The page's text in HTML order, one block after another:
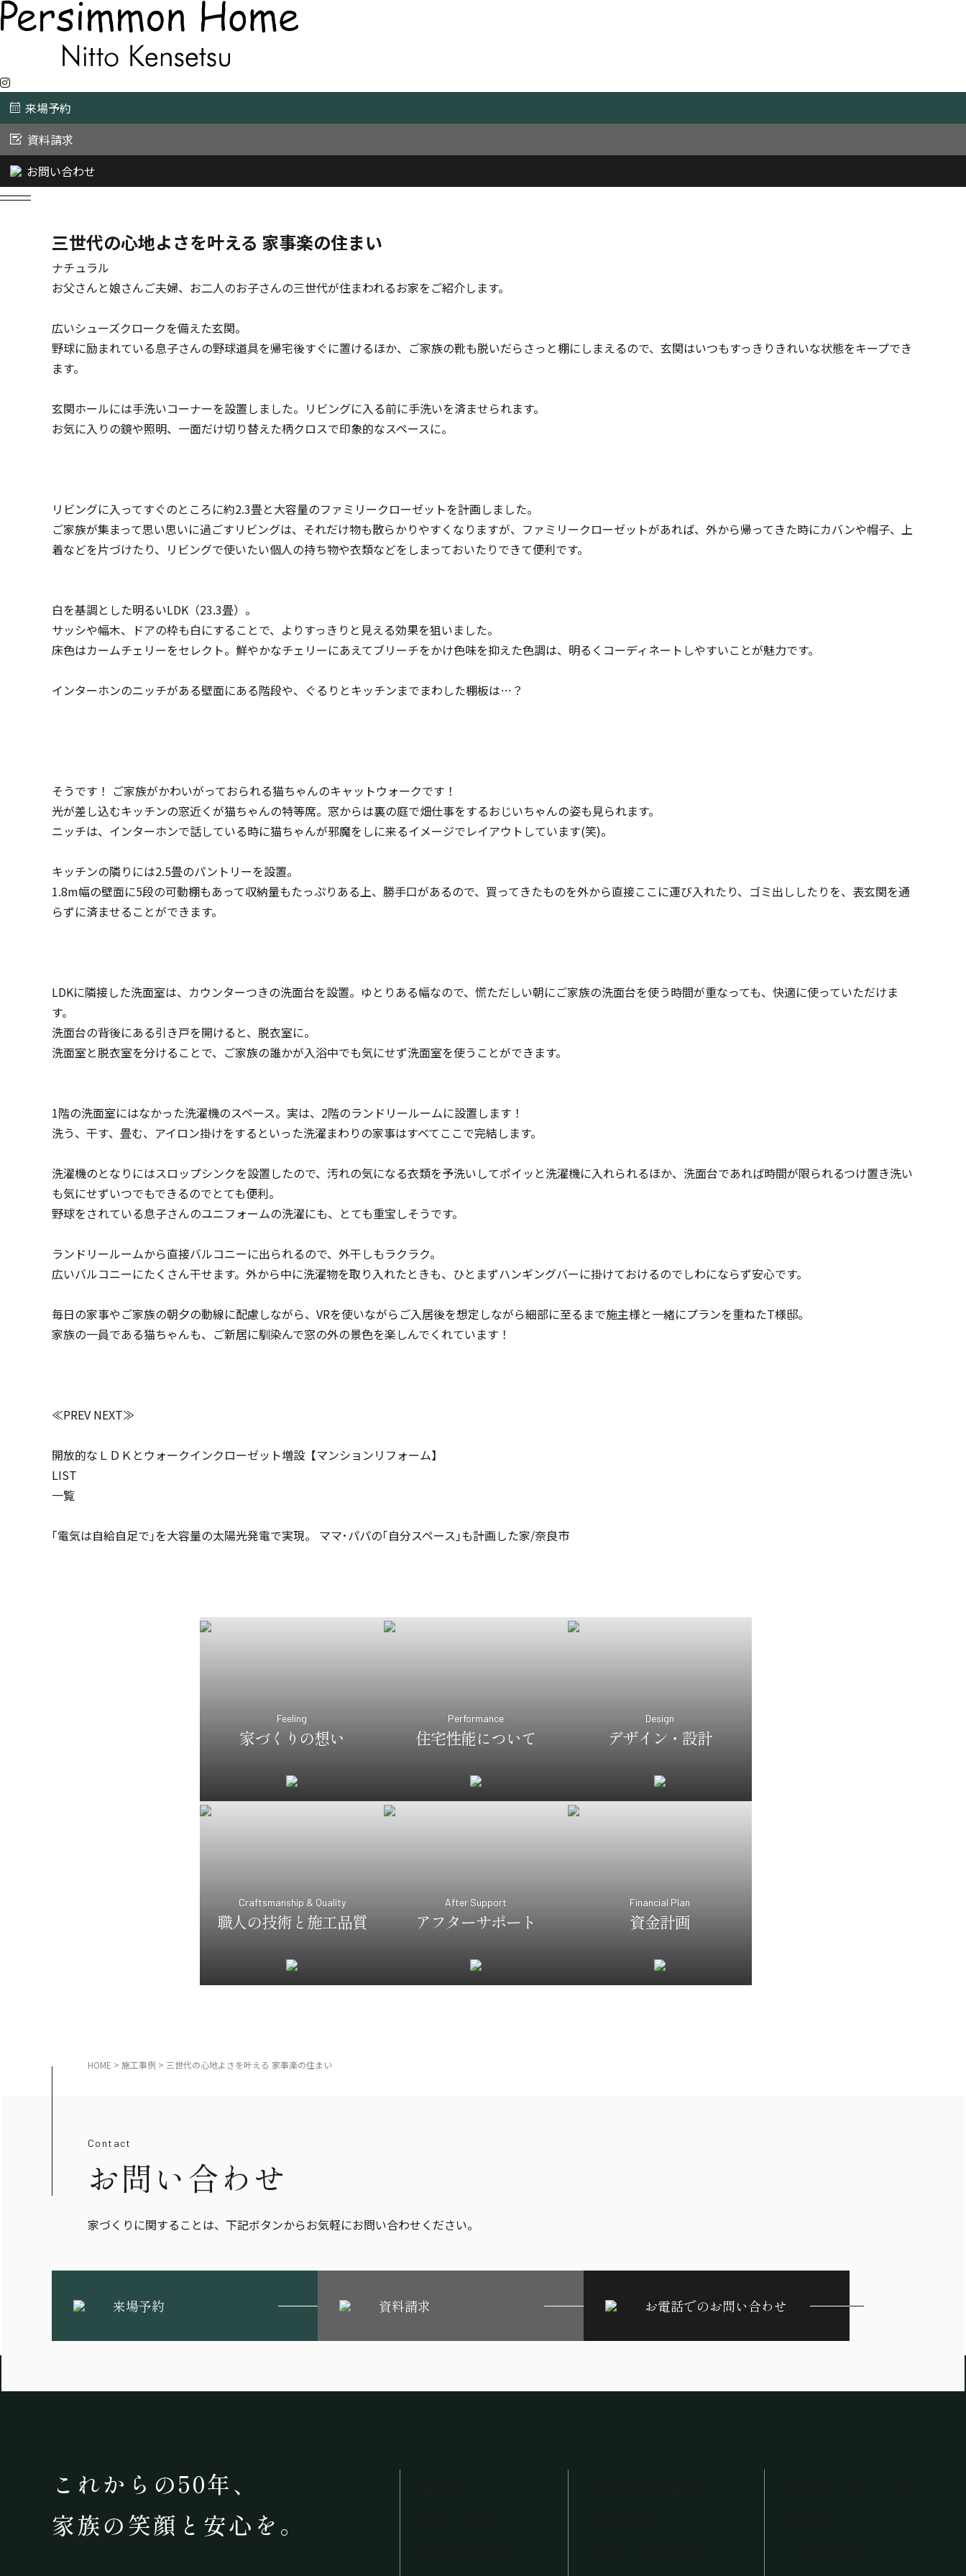
来場予約
資料請求
お問い合わせ
三世代の心地よさを叶える 家事楽の住まい
ナチュラル
お父さんと娘さんご夫婦、お二人のお子さんの三世代が住まわれるお家をご紹介します。
広いシューズクロークを備えた玄関。
野球に励まれている息子さんの野球道具を帰宅後すぐに置けるほか、ご家族の靴も脱いだらさっと棚にしまえるので、玄関はいつもすっきりきれいな状態をキープでき
ます。
玄関ホールには手洗いコーナーを設置しました。リビングに入る前に手洗いを済ませられます。
お気に入りの鏡や照明、一面だけ切り替えた柄クロスで印象的なスペースに。
リビングに入ってすぐのところに約2.3畳と大容量のファミリークローゼットを計画しました。
ご家族が集まって思い思いに過ごすリビングは、それだけ物も散らかりやすくなりますが、ファミリークローゼットがあれば、外から帰ってきた時にカバンや帽子、上
着などを片づけたり、リビングで使いたい個人の持ち物や衣類などをしまっておいたりできて便利です。
白を基調とした明るいLDK（23.3畳）。
サッシや幅木、ドアの枠も白にすることで、よりすっきりと見える効果を狙いました。
床色はカームチェリーをセレクト。鮮やかなチェリーにあえてブリーチをかけ色味を抑えた色調は、明るくコーディネートしやすいことが魅力です。
インターホンのニッチがある壁面にある階段や、ぐるりとキッチンまでまわした棚板は…？
そうです！ ご家族がかわいがっておられる猫ちゃんのキャットウォークです！
光が差し込むキッチンの窓近くが猫ちゃんの特等席。窓からは裏の庭で畑仕事をするおじいちゃんの姿も見られます。
ニッチは、インターホンで話している時に猫ちゃんが邪魔をしに来るイメージでレイアウトしています(笑)。
キッチンの隣りには2.5畳のパントリーを設置。
1.8m幅の壁面に5段の可動棚もあって収納量もたっぷりある上、勝手口があるので、買ってきたものを外から直接ここに運び入れたり、ゴミ出ししたりを、表玄関を通
らずに済ませることができます。
LDKに隣接した洗面室は、カウンターつきの洗面台を設置。ゆとりある幅なので、慌ただしい朝にご家族の洗面台を使う時間が重なっても、快適に使っていただけま
す。
洗面台の背後にある引き戸を開けると、脱衣室に。
洗面室と脱衣室を分けることで、ご家族の誰かが入浴中でも気にせず洗面室を使うことができます。
1階の洗面室にはなかった洗濯機のスペース。実は、2階のランドリールームに設置します！
洗う、干す、畳む、アイロン掛けをするといった洗濯まわりの家事はすべてここで完結します。
洗濯機のとなりにはスロップシンクを設置したので、汚れの気になる衣類を予洗いしてポイッと洗濯機に入れられるほか、洗面台であれば時間が限られるつけ置き洗い
も気にせずいつでもできるのでとても便利。
野球をされている息子さんのユニフォームの洗濯にも、とても重宝しそうです。
ランドリールームから直接バルコニーに出られるので、外干しもラクラク。
広いバルコニーにたくさん干せます。外から中に洗濯物を取り入れたときも、ひとまずハンギングバーに掛けておけるのでしわにならず安心です。
毎日の家事やご家族の朝夕の動線に配慮しながら、VRを使いながらご入居後を想定しながら細部に至るまで施主様と一緒にプランを重ねたT様邸。
家族の一員である猫ちゃんも、ご新居に馴染んで窓の外の景色を楽しんでくれています！
≪PREV NEXT≫
開放的なＬＤＫとウォークインクローゼット増設【マンションリフォーム】
LIST
一覧
｢電気は自給自足で｣を大容量の太陽光発電で実現。 ママ･パパの｢自分スペース｣も計画した家/奈良市
Feeling
家づくりの想い
Performance
住宅性能について
Design
デザイン・設計
Craftsmanship & Quality
職人の技術と施工品質
After Support
アフターサポート
Financial Plan
資金計画
HOME > 施工事例 > 三世代の心地よさを叶える 家事楽の住まい
Contact
お問い合わせ
家づくりに関することは、下記ボタンからお気軽にお問い合わせください。
来場予約 資料請求 お電話でのお問い合わせ
これからの50年、
家族の笑顔と安心を。